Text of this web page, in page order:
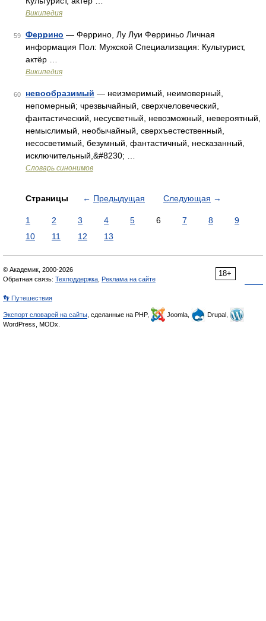
Википедия
59 Феррино — Феррино, Лу Луи Ферриньо Личная
информация Пол: Мужской Специализация: Культурист,
актёр …
Википедия
60 невообразимый — неизмеримый, неимоверный,
непомерный; чрезвычайный, сверхчеловеческий,
фантастический, несусветный, невозможный, невероятный,
немыслимый, необычайный, сверхъестественный,
несосветимый, безумный, фантастичный, несказанный,
исключительный,&#8230; …
Словарь синонимов
Страницы ← Предыдущая Следующая →
1 2 3 4 5 6 7 8
9
10
11 12 13
18+
© Академик, 2000-2026
Обратная связь: Техподдержка Реклама на сайте
👣 Путешествия
Экспорт словарей на сайты , сделанные на PHP, Joomla,
Drupal,
WordPress, MODx.